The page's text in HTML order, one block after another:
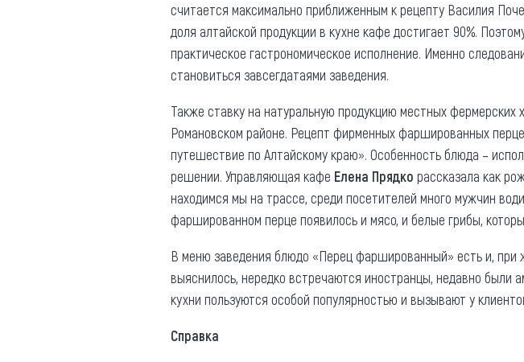
считается максимально приближенным к рецепту Василия
доля алтайской продукции в кухне кафе достигает 90%.
практическое гастрономическое исполнение. Именно
становиться завсегдатаями заведения.
Также ставку на натуральную продукцию местных фермерских
Романовском районе. Рецепт фирменных фаршированных
путешествие по Алтайскому краю». Особенность блюда –
решении. Управляющая кафе Елена Прядко рассказала как
находимся мы на трассе, среди посетителей много мужчин
фаршированном перце появилось и мясо, и белые грибы,
В меню заведения блюдо «Перец фаршированный» есть и, при
выяснилось, нередко встречаются иностранцы, недавно были
кухни пользуются особой популярностью и вызывают у
Справка